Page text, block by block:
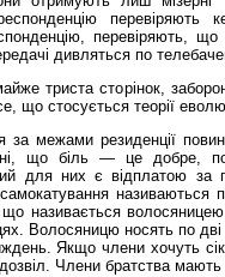
перевіряють
перевіряють,
дивляться по
триста сторінок,
що стосується теорії
за межами резиденції
що біль — це добре,
для них є відплатою за
називаються
називається
Волосяницю носять по
Якщо члени хочуть
Члени братства